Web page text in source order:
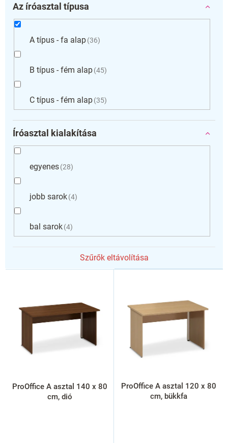
Az íróasztal típusa
A típus - fa alap 36
B típus - fém alap 45
C típus - fém alap 35
Íróasztal kialakítása
egyenes 28
jobb sarok 4
bal sarok 4
Szűrők eltávolítása
T
ProOffice A asztal 140 x 80
cm, dió
ProOffice A asztal 120 x 80
cm, bükkfa